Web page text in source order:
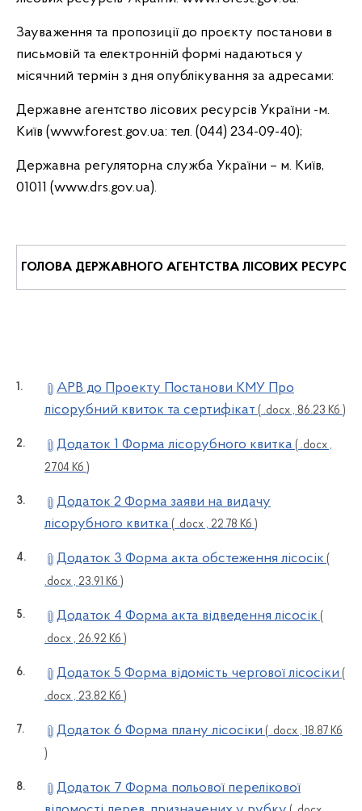
Зауваження та пропозиції до проєкту постанови в
письмовій та електронній формі надаються у
місячний термін з дня опублікування за адресами:
Державне агентство лісових ресурсів України -м.
Київ (www.forest.gov.ua: тел. (044) 234-09-40);
Державна регуляторна служба України – м. Київ,
01011 (www.drs.gov.ua).
ГОЛОВА ДЕРЖАВНОГО АГЕНТСТВА ЛІСОВИХ РЕСУРСІВ
АРВ до Проекту Постанови КМУ Про
лісорубний квиток та сертифікат ( .docx , 86.23 Кб )
Додаток 1 Форма лісорубного квитка ( .docx ,
27.04 Кб )
Додаток 2 Форма заяви на видачу
лісорубного квитка ( .docx , 22.78 Кб )
Додаток 3 Форма акта обстеження лісосік (
.docx , 23.91 Кб )
Додаток 4 Форма акта відведення лісосік (
.docx , 26.92 Кб )
Додаток 5 Форма відомість чергової лісосіки (
.docx , 23.82 Кб )
Додаток 6 Форма плану лісосіки ( .docx , 18.87 Кб
)
Додаток 7 Форма польової перелікової